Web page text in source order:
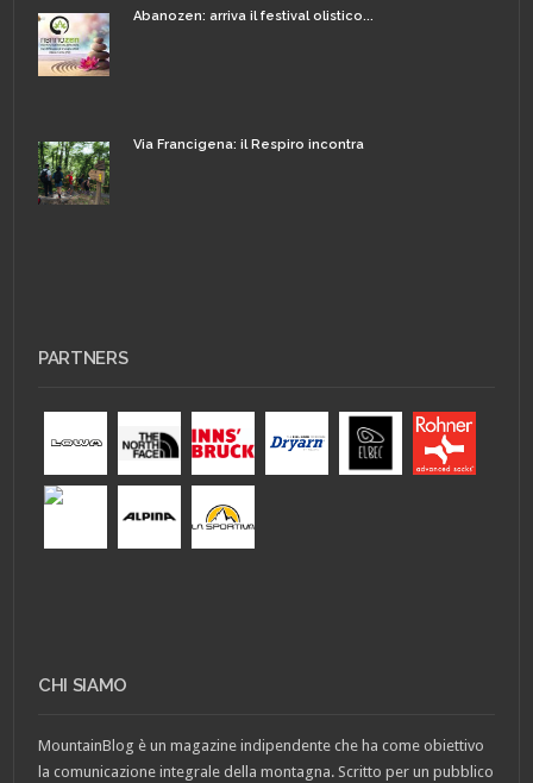
Abanozen: arriva il festival olistico...
Via Francigena: il Respiro incontra
PARTNERS
CHI SIAMO
MountainBlog è un magazine indipendente che ha come obiettivo
la comunicazione integrale della montagna. Scritto per un pubblico